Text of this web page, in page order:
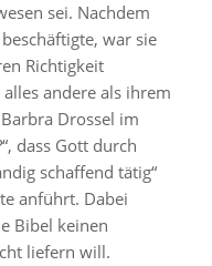
sei. Nachdem
war sie
Richtigkeit
andere als ihrem
Drossel im
dass Gott durch
schaffend tätig“
anführt. Dabei
Bibel keinen
liefern will.